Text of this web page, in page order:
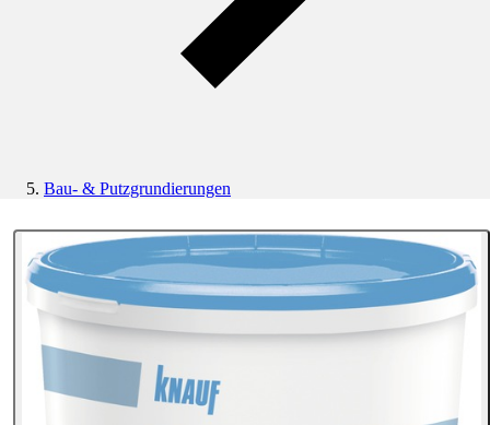
Bau- & Putzgrundierungen